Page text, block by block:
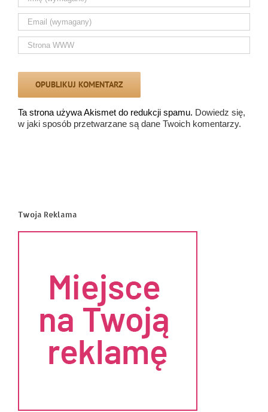
Ta strona używa Akismet do redukcji spamu. Dowiedz się,
w jaki sposób przetwarzane są dane Twoich komentarzy.
Twoja Reklama